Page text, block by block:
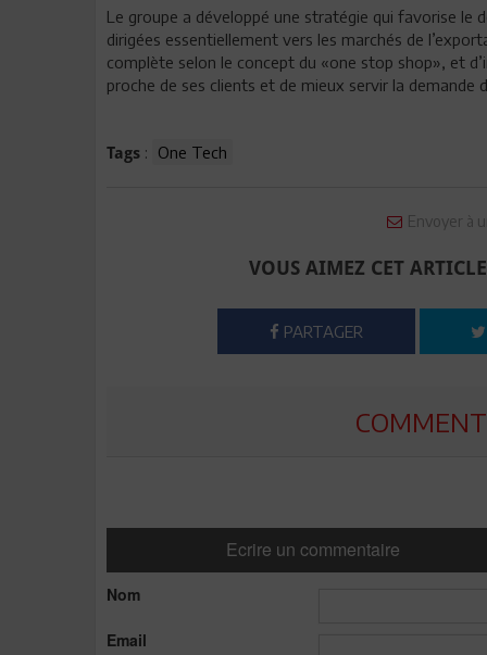
Le groupe a développé une stratégie qui favorise
dirigées essentiellement vers les marchés de
complète selon le concept du «one stop shop», et
proche de ses clients et de mieux servir la demande
Tags : One Tech
Envoyer à
VOUS AIMEZ CET
PARTAGER
Ecrire un commentaire
Nom
Email